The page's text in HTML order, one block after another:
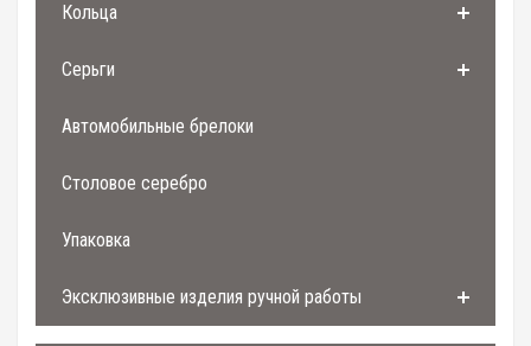
Кольца
Серьги
Автомобильные брелоки
Столовое серебро
Упаковка
Эксклюзивные изделия ручной работы